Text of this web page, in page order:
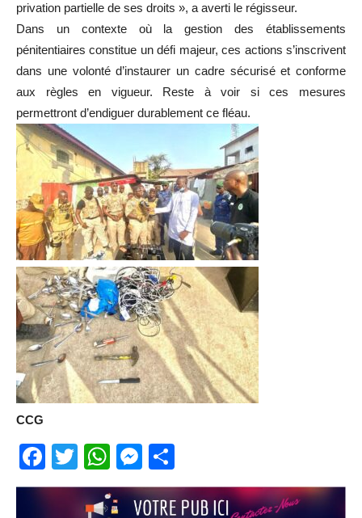
privation partielle de ses droits », a averti le régisseur.
Dans un contexte où la gestion des établissements
pénitentiaires constitue un défi majeur, ces actions s’inscrivent
dans une volonté d’instaurer un cadre sécurisé et conforme
aux règles en vigueur. Reste à voir si ces mesures
permettront d’endiguer durablement ce fléau.
CCG
Facebook
TwitterWhatsApp
Messenger